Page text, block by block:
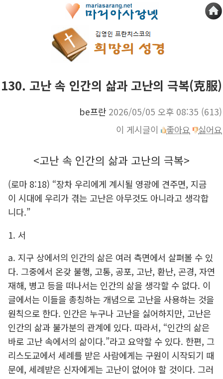
130. 고난 속 인간의 삶과 고난의 극복(克服)
be프란 2026/05/05 오후 08:35 (613)
이 게시글이
좋아요 싫어요
<고난 속 인간의 삶과 고난의 극복>
(로마 8:18) “장차 우리에게 계시될 영광에 견주면, 지금
이 시대에 우리가 겪는 고난은 아무것도 아니라고 생각합
니다.”
1. 서
a. 지구 상에서의 인간의 삶은 여러 측면에서 살펴볼 수 있
다. 그중에서 온갖 불행, 고통, 공포, 고난, 환난, 곤경, 자연
재해, 병고 등을 떠나서는 인간의 삶을 생각할 수 없다. 이
글에서는 이들을 총칭하는 개념으로 고난을 사용하는 것을
원칙으로 한다. 인간은 누구나 고난을 싫어하지만, 고난은
인간의 삶과 불가분의 관계에 있다. 따라서, “인간의 삶은
바로 고난 속에서의 삶이다.”라고 요약할 수 있다. 한편, 그
리스도교에서 세례를 받은 사람에게는 구원이 시작되기 때
문에, 세례받은 신자에게는 고난이 없어야 할 것이다. 그러